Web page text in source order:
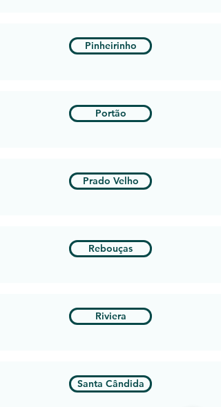
Pinheirinho
Portão
Prado Velho
Rebouças
Riviera
Santa Cândida